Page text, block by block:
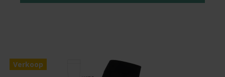
Verkoop